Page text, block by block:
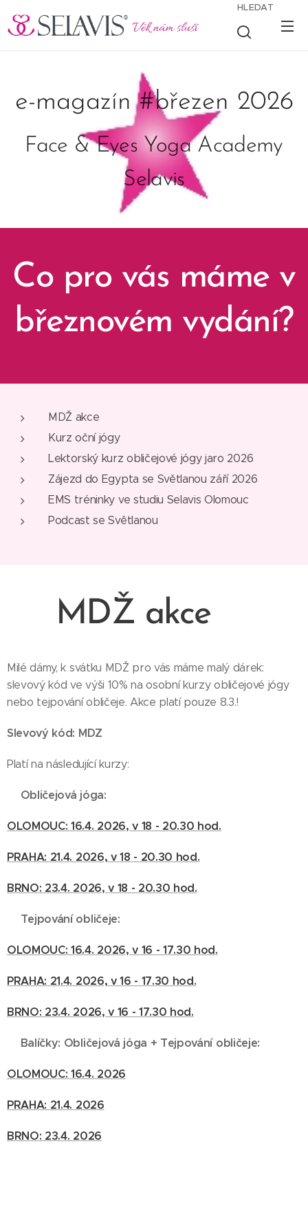
HLEDAT
e-magazín #březen 2026
Face & Eyes Yoga Academy
Selavis
Co pro vás máme v
březnovém vydání?
MDŽ akce
Kurz oční jógy
Lektorský kurz obličejové jógy jaro 2026
Zájezd do Egypta se Světlanou září 2026
EMS tréninky ve studiu Selavis Olomouc
Podcast se Světlanou
MDŽ akce🌷
Milé dámy, k svátku MDŽ pro vás máme malý dárek:
slevový kód ve výši 10% na osobní kurzy obličejové jógy
nebo tejpování obličeje. Akce platí pouze 8.3.!
Slevový kód: MDZ
Platí na následující kurzy:
🌷Obličejová jóga:
OLOMOUC: 16.4. 2026, v 18 - 20.30 hod.
PRAHA: 21.4. 2026, v 18 - 20.30 hod.
BRNO: 23.4. 2026, v 18 - 20.30 hod.
🌷Tejpování obličeje:
OLOMOUC: 16.4. 2026, v 16 - 17.30 hod.
PRAHA: 21.4. 2026, v 16 - 17.30 hod.
BRNO: 23.4. 2026, v 16 - 17.30 hod.
🌷Balíčky: Obličejová jóga + Tejpování obličeje:
OLOMOUC: 16.4. 2026
PRAHA: 21.4. 2026
BRNO: 23.4. 2026